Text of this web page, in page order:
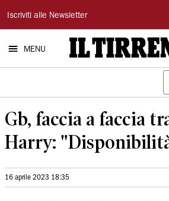
Il
Tirreno
Iscriviti alle Newsletter
MENU
Gb, faccia a faccia
Harry:
16 aprile 2023 18:35